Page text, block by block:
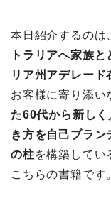
本日紹介するのは
トラリアへ家族
リア州アデレード
お客様に寄り添い
た60代から新し
き方を自己ブラン
の柱を構築してい
こちらの書籍です